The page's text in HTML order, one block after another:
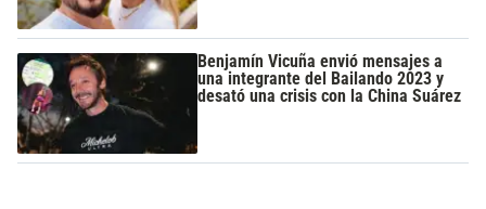
Benjamín Vicuña envió mensajes a
una integrante del Bailando 2023 y
desató una crisis con la China Suárez